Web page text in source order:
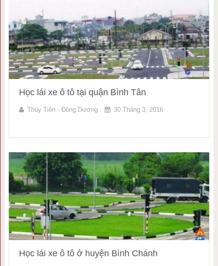
Học lái xe ô tô tại quận Bình Tân
Thủy Tiên - Đông Dương 30 Tháng 3, 2016
Học lái xe ô tô ở huyện Bình Chánh